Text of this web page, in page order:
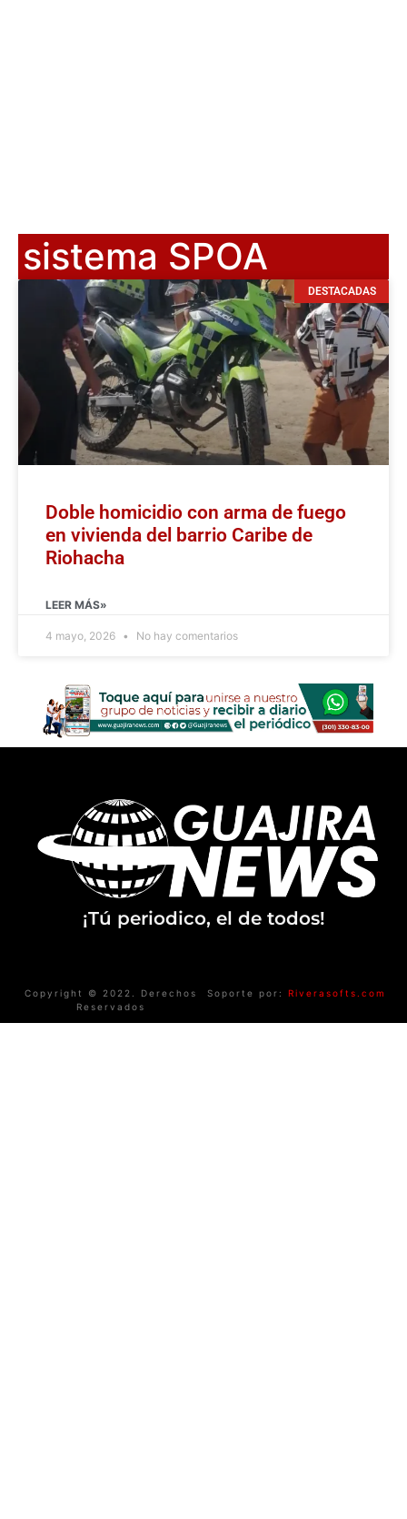
sistema SPOA
DESTACADAS
Doble homicidio con arma de fuego
en vivienda del barrio Caribe de
Riohacha
LEER MÁS»
4 mayo, 2026 No hay comentarios
¡Tú periodico, el de todos!
Copyright © 2022. Derechos
Reservados
Soporte por: Riverasofts.com